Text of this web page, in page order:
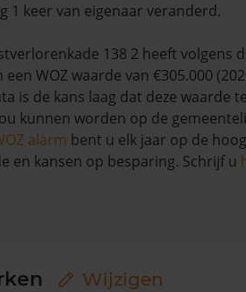
1 keer van eigenaar veranderd.
138 2 heeft volgens
WOZ waarde van €305.000
is de kans laag dat deze waarde
kunnen worden op de
alarm bent u elk jaar op de
en kansen op besparing. Schrijf u
Wijzigen